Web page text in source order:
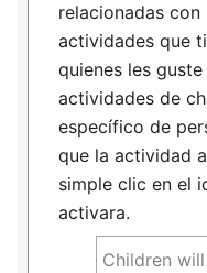
relacionadas
actividades que
quienes les
actividades de
específico de
que la actividad
simple clic en el
activara.
Children